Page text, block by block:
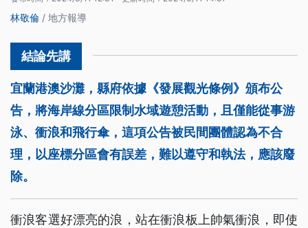
林敬倫 / 地方報導
宜蘭港澳沙灘，縣府依據《發展觀光條例》頒布公
告，將海岸線分區限制水域遊憩活動，且僅能從事游
泳、衝浪和飛行傘，這項公告被民間團體認為不合
理，以座標分區會有誤差，難以遵守和執法，應該廢
除。
衝浪客選好漂亮的浪，站在衝浪板上帥氣衝浪，即使